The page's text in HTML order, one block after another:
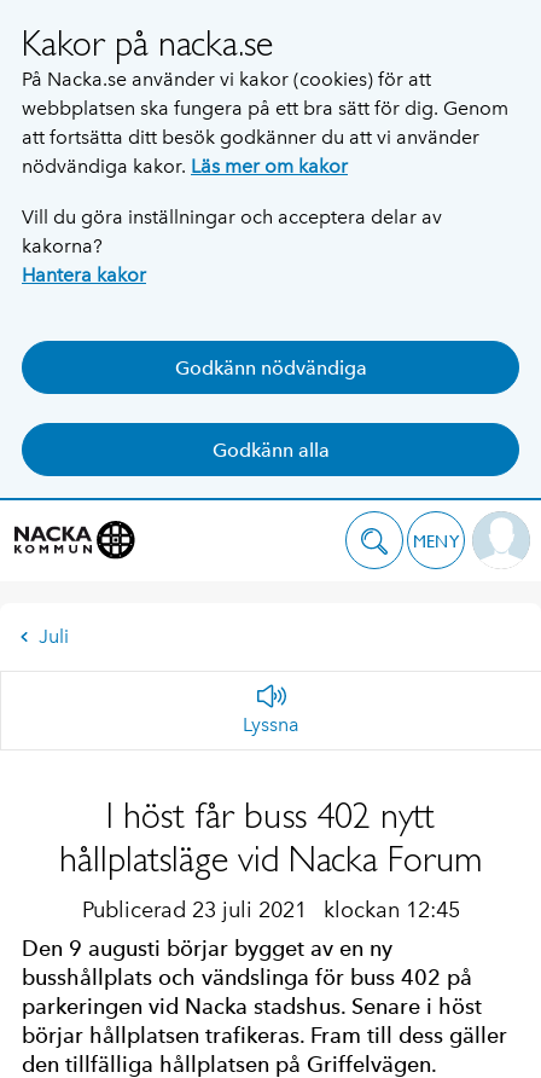
Kakor på nacka.se
På Nacka.se använder vi kakor (cookies) för att
webbplatsen ska fungera på ett bra sätt för dig. Genom
att fortsätta ditt besök godkänner du att vi använder
nödvändiga kakor. Läs mer om kakor
Vill du göra inställningar och acceptera delar av
kakorna?
Hantera kakor
Godkänn nödvändiga
Godkänn alla
MENY
Juli
Lyssna
I höst får buss 402 nytt
hållplatsläge vid Nacka Forum
Publicerad 23 juli 2021 klockan 12:45
Den 9 augusti börjar bygget av en ny
busshållplats och vändslinga för buss 402 på
parkeringen vid Nacka stadshus. Senare i höst
börjar hållplatsen trafikeras. Fram till dess gäller
den tillfälliga hållplatsen på Griffelvägen.